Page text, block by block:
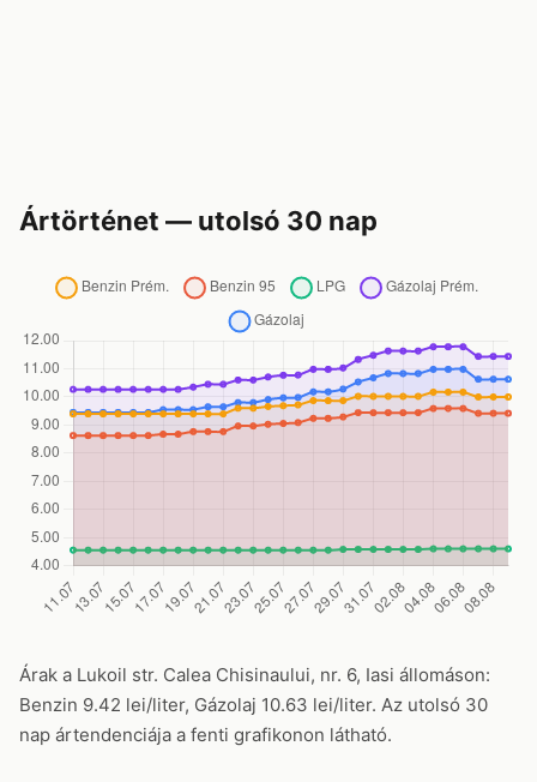
Ártörténet — utolsó 30 nap
Árak a Lukoil str. Calea Chisinaului, nr. 6, Iasi állomáson:
Benzin 9.42 lei/liter, Gázolaj 10.63 lei/liter. Az utolsó 30
nap ártendenciája a fenti grafikonon látható.